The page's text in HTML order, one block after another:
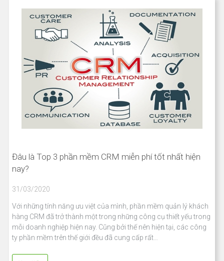
Đâu là Top 3 phần mềm CRM miễn phí tốt nhất hiện
nay?
31/03/2020
Với những tính năng ưu việt của mình, phần mềm quản lý khách
hàng CRM đã trở thành một trong những công cụ thiết yếu trong
mỗi doanh nghiệp hiện nay. Cũng bởi thế nên hiện tại, các công
ty phần mềm trên thế giới đều đã cung cấp rất…